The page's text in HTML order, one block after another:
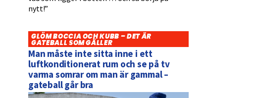
nytt!”
GLÖM BOCCIA OCH KUBB – DET ÄR
GATEBALL SOM GÄLLER
Man måste inte sitta inne i ett
luftkonditionerat rum och se på tv
varma somrar om man är gammal –
gateball går bra